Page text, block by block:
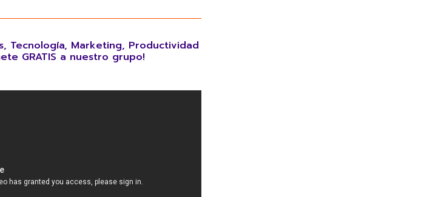
Tecnología, Marketing, Productividad
GRATIS a nuestro grupo!